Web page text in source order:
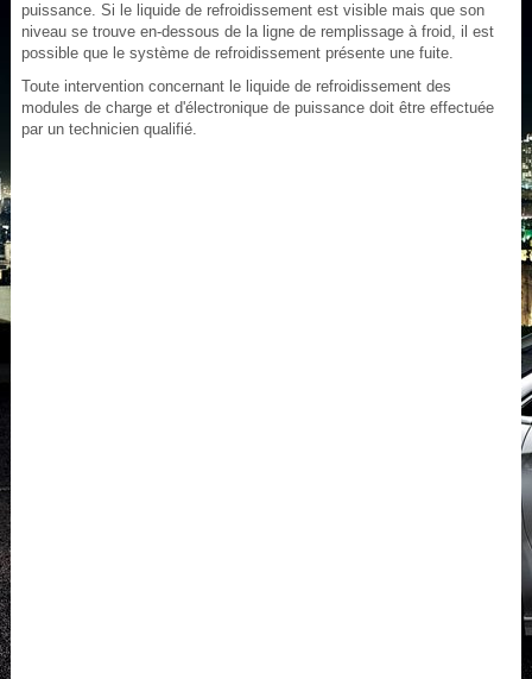
puissance. Si le liquide de refroidissement est visible mais que son
niveau se trouve en-dessous de la ligne de remplissage à froid, il est
possible que le système de refroidissement présente une fuite.
Toute intervention concernant le liquide de refroidissement des
modules de charge et d'électronique de puissance doit être effectuée
par un technicien qualifié.